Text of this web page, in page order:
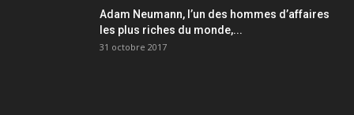
Adam Neumann, l’un des hommes d’affaires
les plus riches du monde,...
31 octobre 2017